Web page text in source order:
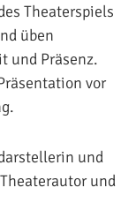
Theaterspiels
üben
und Präsenz.
vor
und
und